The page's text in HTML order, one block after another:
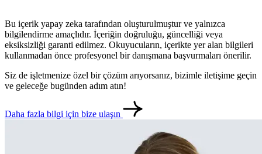
Bu içerik yapay zeka tarafından oluşturulmuştur ve yalnızca
bilgilendirme amaçlıdır. İçeriğin doğruluğu, güncelliği veya
eksiksizliği garanti edilmez. Okuyucuların, içerikte yer alan bilgileri
kullanmadan önce profesyonel bir danışmana başvurmaları önerilir.
Siz de işletmenize özel bir çözüm arıyorsanız, bizimle iletişime geçin
ve geleceğe bugünden adım atın!
Daha fazla bilgi için bize ulaşın